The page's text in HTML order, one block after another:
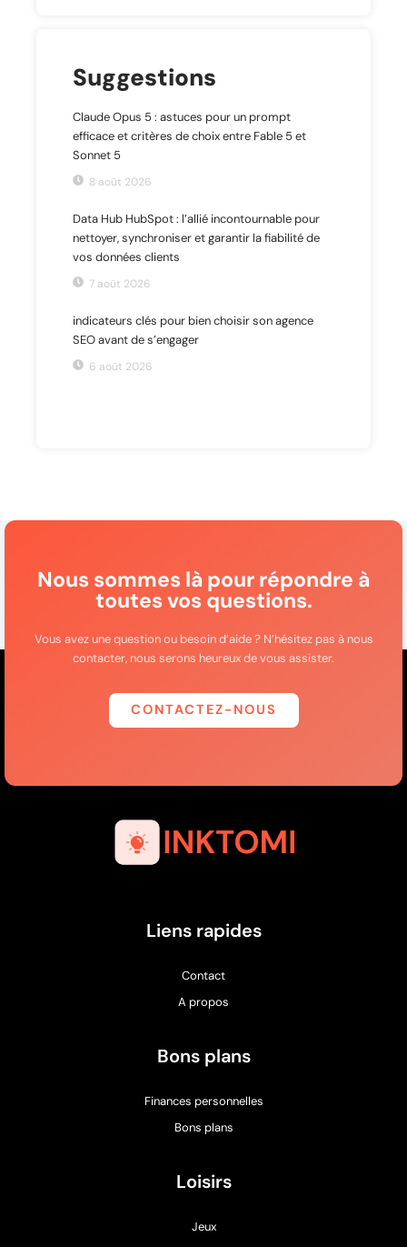
Suggestions
Claude Opus 5 : astuces pour un prompt
efficace et critères de choix entre Fable 5 et
Sonnet 5
8 août 2026
Data Hub HubSpot : l’allié incontournable pour
nettoyer, synchroniser et garantir la fiabilité de
vos données clients
7 août 2026
indicateurs clés pour bien choisir son agence
SEO avant de s’engager
6 août 2026
Nous sommes là pour répondre à
toutes vos questions.
Vous avez une question ou besoin d’aide ? N’hésitez pas à nous
contacter, nous serons heureux de vous assister.
CONTACTEZ-NOUS
Liens rapides
Contact
A propos
Bons plans
Finances personnelles
Bons plans
Loisirs
Jeux